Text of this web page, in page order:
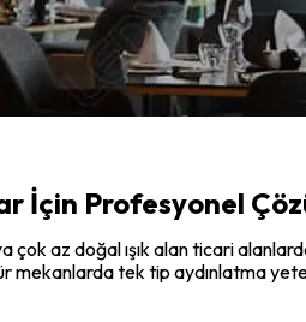
İçin Profesyonel
çok az doğal ışık alan ticari
mekanlarda tek tip aydınlatma